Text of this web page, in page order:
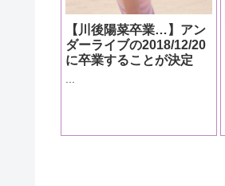
【川後陽菜卒業…】アン
ダーライブの2018/12/20
に卒業することが決定
...